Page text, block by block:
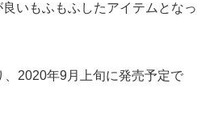
いもふもふしたアイテムとなっ
2020年9月上旬に発売予定で